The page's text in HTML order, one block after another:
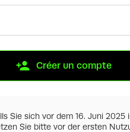
Créer un compte
Sie sich vor dem 16. Juni
Sie bitte vor der ersten